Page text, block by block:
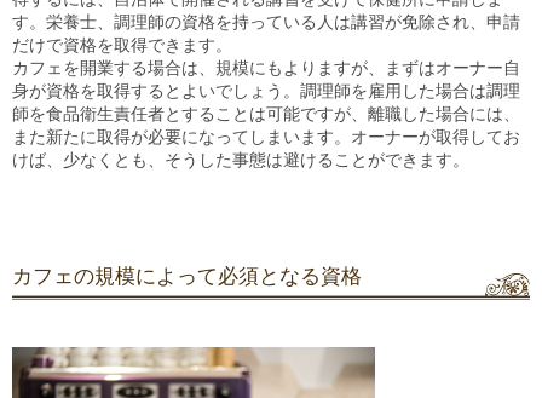
す。栄養士、調理師の資格を持っている人は講習が免除され、申請
だけで資格を取得できます。
カフェを開業する場合は、規模にもよりますが、まずはオーナー自
身が資格を取得するとよいでしょう。調理師を雇用した場合は調理
師を食品衛生責任者とすることは可能ですが、離職した場合には、
また新たに取得が必要になってしまいます。オーナーが取得してお
けば、少なくとも、そうした事態は避けることができます。
カフェの規模によって必須となる資格